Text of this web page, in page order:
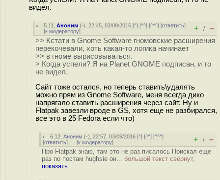
видел.
5.11 ,Аноним (-), 22:45, 03/09/2016 [^] [^^] [^^^] [ответить]
[к модератору] + / –
>> Кстати в Gnome Software гномовские расширения
перекочевали, хоть какая-то логика начинает
>> в гноме вырисовываться.
> Когда успели? Я на Planet GNOME подписан, и то
не видел.
Сайт тоже остался, но теперь ставить\удалять
можно прям из Gnome Software, меня всегда дико
напрягало ставить расширения через сайт. Ну и
Flatpak завезли вроде в GS, хотя еще не разбирался,
все это в 25 Fedora если что)
6.12 ,Аноним (-), 22:57, 03/09/2016 [^] [^^] [^^^]
[ответить] [к модератору] + / –
Про Flatpak знаю, там это не раз писалось Поискал еще
раз по постам hughsie он... большой текст свёрнут,
показать